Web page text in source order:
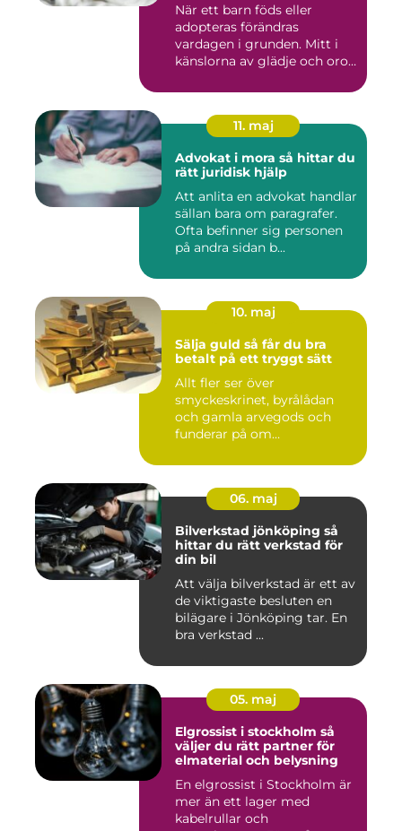
När ett barn föds eller
adopteras förändras
vardagen i grunden. Mitt i
känslorna av glädje och oro
11. maj
Advokat i mora så hittar du
rätt juridisk hjälp
Att anlita en advokat handlar
sällan bara om paragrafer.
Ofta befinner sig personen
på andra sidan b...
10. maj
Sälja guld så får du bra
betalt på ett tryggt sätt
Allt fler ser över
smyckeskrinet, byrålådan
och gamla arvegods och
funderar på om
06. maj
Bilverkstad jönköping så
hittar du rätt verkstad för
din bil
Att välja bilverkstad är ett av
de viktigaste besluten en
bilägare i Jönköping tar. En
bra verkstad ...
05. maj
Elgrossist i stockholm så
väljer du rätt partner för
elmaterial och belysning
En elgrossist i Stockholm är
mer än ett lager med
kabelrullar och